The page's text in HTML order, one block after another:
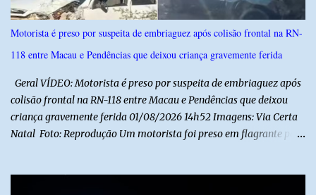
Motorista é preso por suspeita de embriaguez após colisão frontal na RN-
118 entre Macau e Pendências que deixou criança gravemente ferida
Geral VÍDEO: Motorista é preso por suspeita de embriaguez após
colisão frontal na RN-118 entre Macau e Pendências que deixou
criança gravemente ferida 01/08/2026 14h52 Imagens: Via Certa
Natal Foto: Reprodução Um motorista foi preso em flagrante por